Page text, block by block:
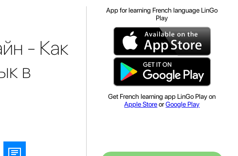
- Как
в
App for learning French language LinGo
Play
Get French learning app LinGo Play on
Apple StoreorGoogle Play